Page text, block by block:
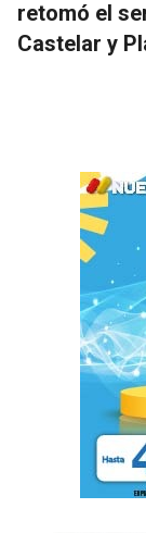
retomó el
Castelar y